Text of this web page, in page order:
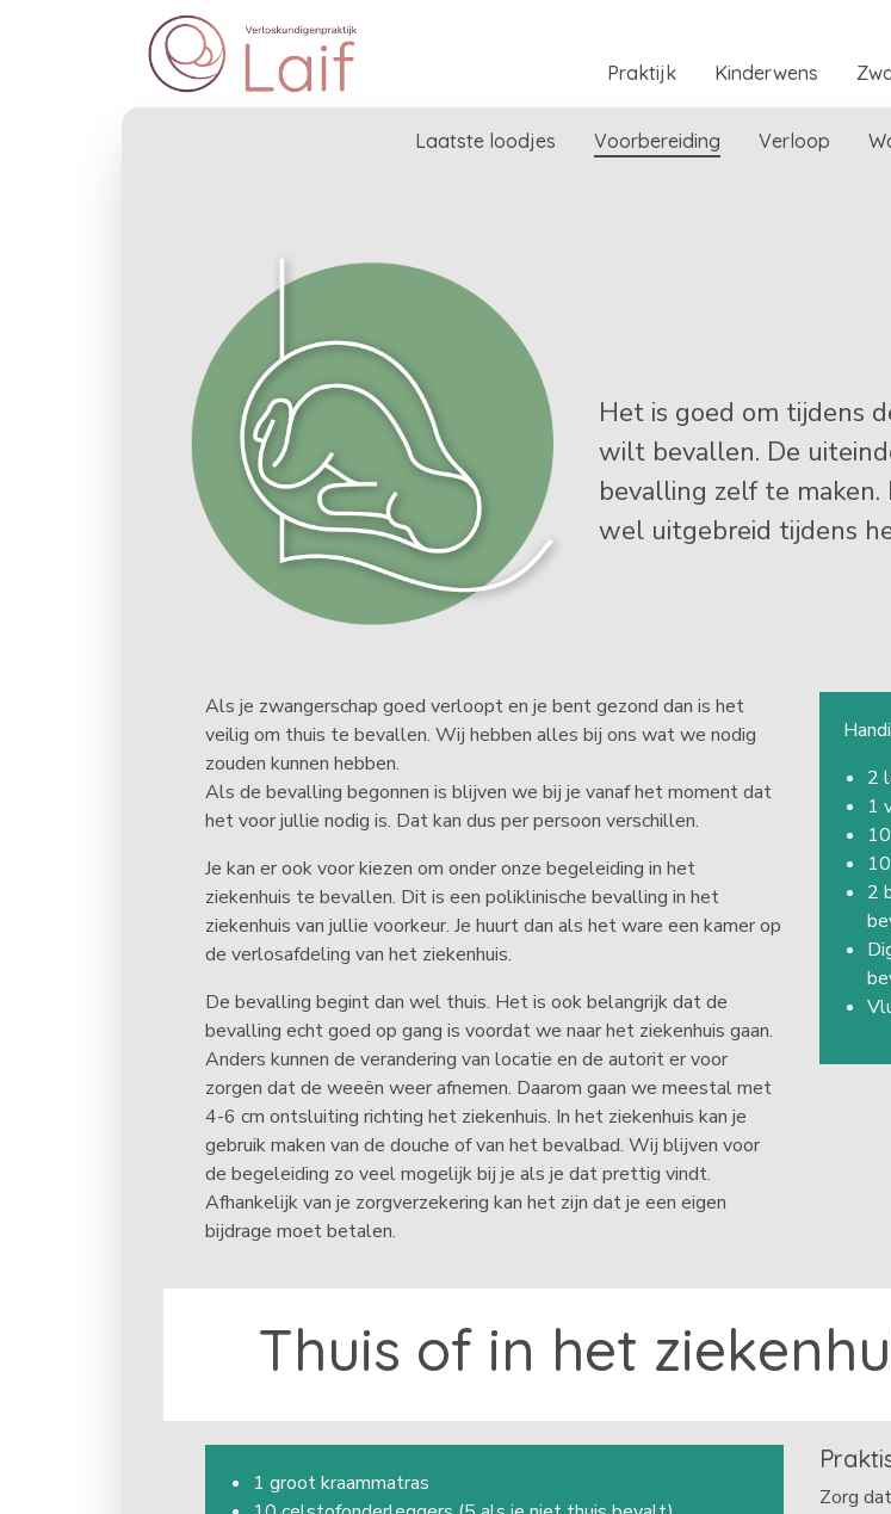
Praktijk Kinderwens
Laatste loodjes Voorbereiding Verloop
Het is goed om tijdens
wilt bevallen. De
bevalling zelf te
wel uitgebreid tijdens
Als je zwangerschap goed verloopt en je bent gezond dan is het
veilig om thuis te bevallen. Wij hebben alles bij ons wat we nodig
zouden kunnen hebben.
Als de bevalling begonnen is blijven we bij je vanaf het moment dat
het voor jullie nodig is. Dat kan dus per persoon verschillen.
Je kan er ook voor kiezen om onder onze begeleiding in het
ziekenhuis te bevallen. Dit is een poliklinische bevalling in het
ziekenhuis van jullie voorkeur. Je huurt dan als het ware een kamer op
de verlosafdeling van het ziekenhuis.
De bevalling begint dan wel thuis. Het is ook belangrijk dat de
bevalling echt goed op gang is voordat we naar het ziekenhuis gaan.
Anders kunnen de verandering van locatie en de autorit er voor
zorgen dat de weeën weer afnemen. Daarom gaan we meestal met
4-6 cm ontsluiting richting het ziekenhuis. In het ziekenhuis kan je
gebruik maken van de douche of van het bevalbad. Wij blijven voor
de begeleiding zo veel mogelijk bij je als je dat prettig vindt.
Afhankelijk van je zorgverzekering kan het zijn dat je een eigen
bijdrage moet betalen.
2
1
2
Thuis of in het
1 groot kraammatras
Zorg